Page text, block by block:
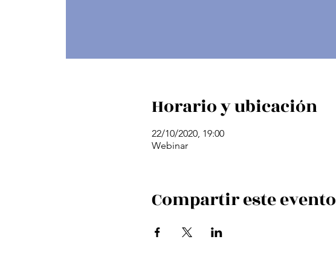
Horario y ubicación
22/10/2020, 19:00
Webinar
Compartir este evento